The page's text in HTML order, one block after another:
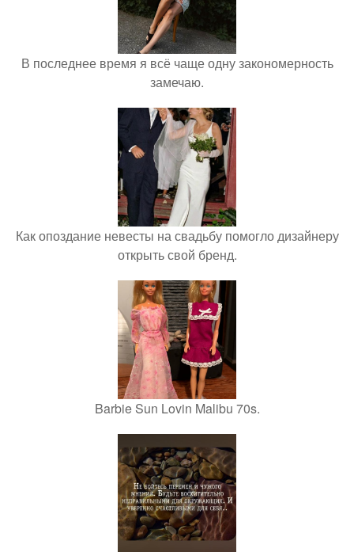
В последнее время я всё чаще одну закономерность
замечаю.
Как опоздание невесты на свадьбу помогло дизайнеру
открыть свой бренд.
Barbie Sun Lovin Malibu 70s.